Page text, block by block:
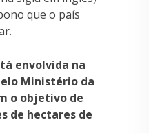
que o país
envolvida na
Ministério da
o objetivo de
de hectares de